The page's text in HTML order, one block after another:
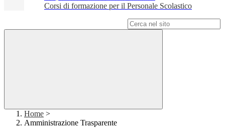
Corsi di formazione per il Personale Scolastico
Home >
Amministrazione Trasparente